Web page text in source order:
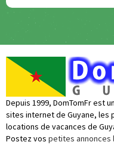
Depuis 1999, DomTomFr est un
sites internet de Guyane, les
locations de vacances de
Postez vos petites annonces